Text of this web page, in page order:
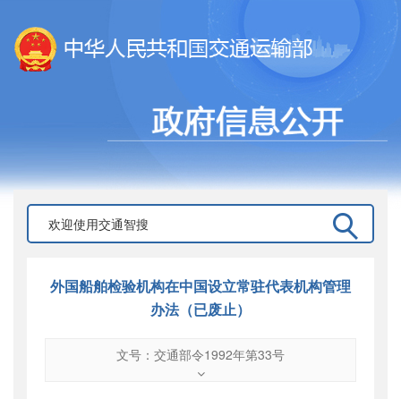
外国船舶检验机构在中国设立常驻代表机构管理
办法（已废止）
文号：交通部令1992年第33号
交通部令1992年第33号